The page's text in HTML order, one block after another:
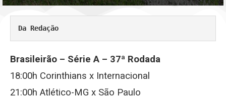
Da Redação
Brasileirão – Série A – 37ª Rodada
18:00h Corinthians x Internacional
21:00h Atlético-MG x São Paulo